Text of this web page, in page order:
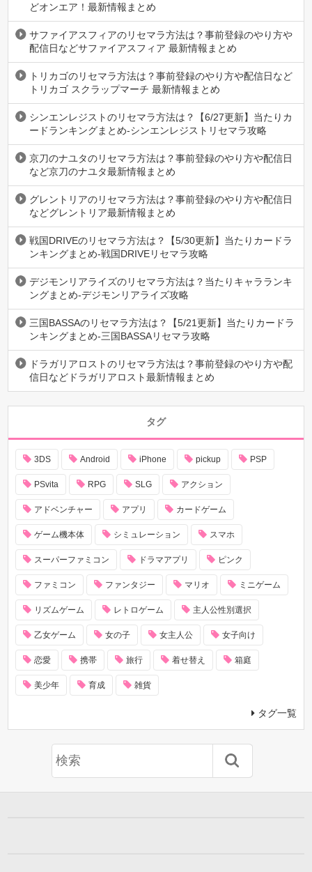
どオンエア！最新情報まとめ
サファイアスフィアのリセマラ方法は？事前登録のやり方や
配信日などサファイアスフィア 最新情報まとめ
トリカゴのリセマラ方法は？事前登録のやり方や配信日など
トリカゴ スクラップマーチ 最新情報まとめ
シンエンレジストのリセマラ方法は？【6/27更新】当たりカ
ードランキングまとめ-シンエンレジストリセマラ攻略
京刀のナユタのリセマラ方法は？事前登録のやり方や配信日
など京刀のナユタ最新情報まとめ
グレントリアのリセマラ方法は？事前登録のやり方や配信日
などグレントリア最新情報まとめ
戦国DRIVEのリセマラ方法は？【5/30更新】当たりカードラ
ンキングまとめ-戦国DRIVEリセマラ攻略
デジモンリアライズのリセマラ方法は？当たりキャラランキ
ングまとめ-デジモンリアライズ攻略
三国BASSAのリセマラ方法は？【5/21更新】当たりカードラ
ンキングまとめ-三国BASSAリセマラ攻略
ドラガリアロストのリセマラ方法は？事前登録のやり方や配
信日などドラガリアロスト最新情報まとめ
タグ
3DS Android iPhone pickup PSP
PSvita RPG SLG アクション
アドベンチャー アプリ カードゲーム
ゲーム機本体 シミュレーション スマホ
スーパーファミコン ドラマアプリ ピンク
ファミコン ファンタジー マリオ ミニゲーム
リズムゲーム レトロゲーム 主人公性別選択
乙女ゲーム 女の子 女主人公 女子向け
恋愛 携帯 旅行 着せ替え 箱庭
美少年 育成 雑貨
タグ一覧